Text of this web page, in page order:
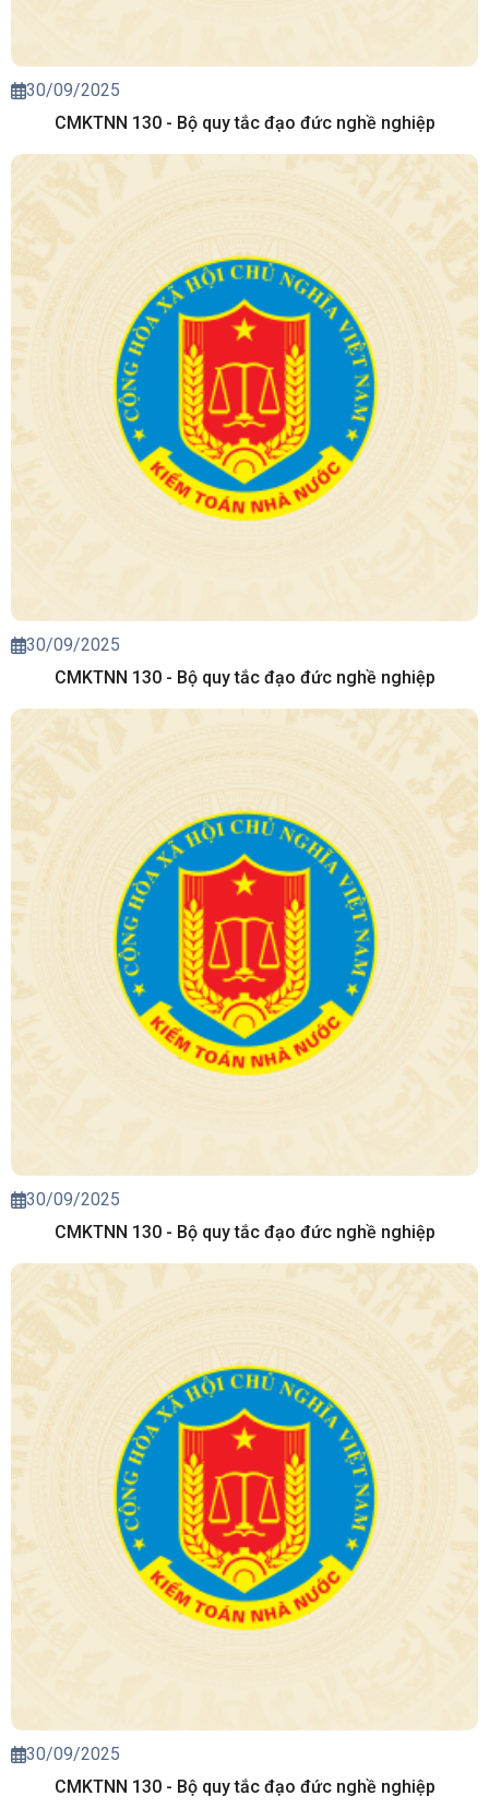
30/09/2025
CMKTNN 130 - Bộ quy tắc đạo đức nghề nghiệp
30/09/2025
CMKTNN 130 - Bộ quy tắc đạo đức nghề nghiệp
30/09/2025
CMKTNN 130 - Bộ quy tắc đạo đức nghề nghiệp
30/09/2025
CMKTNN 130 - Bộ quy tắc đạo đức nghề nghiệp